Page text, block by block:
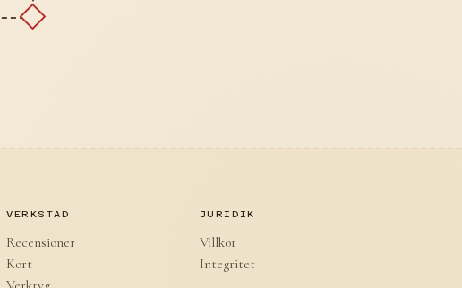
VERKSTAD
Recensioner
Kort
JURIDIK
Villkor
Integritet